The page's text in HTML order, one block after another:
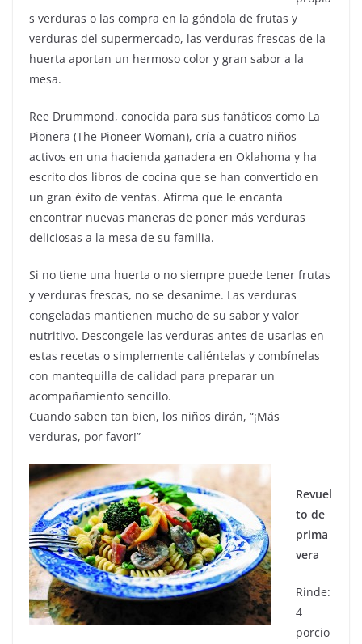
s verduras o las compra en la góndola de frutas y
verduras del supermercado, las verduras frescas de la
huerta aportan un hermoso color y gran sabor a la
mesa.
Ree Drummond, conocida para sus fanáticos como La
Pionera (The Pioneer Woman), cría a cuatro niños
activos en una hacienda ganadera en Oklahoma y ha
escrito dos libros de cocina que se han convertido en
un gran éxito de ventas. Afirma que le encanta
encontrar nuevas maneras de poner más verduras
deliciosas a la mesa de su familia.
Si no tiene una huerta o no siempre puede tener frutas
y verduras frescas, no se desanime. Las verduras
congeladas mantienen mucho de su sabor y valor
nutritivo. Descongele las verduras antes de usarlas en
estas recetas o simplemente caliéntelas y combínelas
con mantequilla de calidad para preparar un
acompañamiento sencillo.
Cuando saben tan bien, los niños dirán, “¡Más
verduras, por favor!”
Revuel
to de
prima
vera
Rinde:
4
porcio